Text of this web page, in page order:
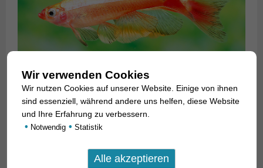
Was jedoch möglich ist, wenn man sich der Zucht im
Wortsinn widmet, zeigt uns gerade einer unserer Deutschen
Züchter, der sich auf wenige Fischarten spezialisiert hat,
darunter Kardinälchen. Aktuell beliefert er uns z.B. mit „Gold
Longfin“. Wir denken, die Bilder sprechen für sich.
Wir verwenden Cookies
Wir nutzen Cookies auf unserer Website. Einige von ihnen
sind essenziell, während andere uns helfen, diese Website
und Ihre Erfahrung zu verbessern.
• Notwendig • Statistik